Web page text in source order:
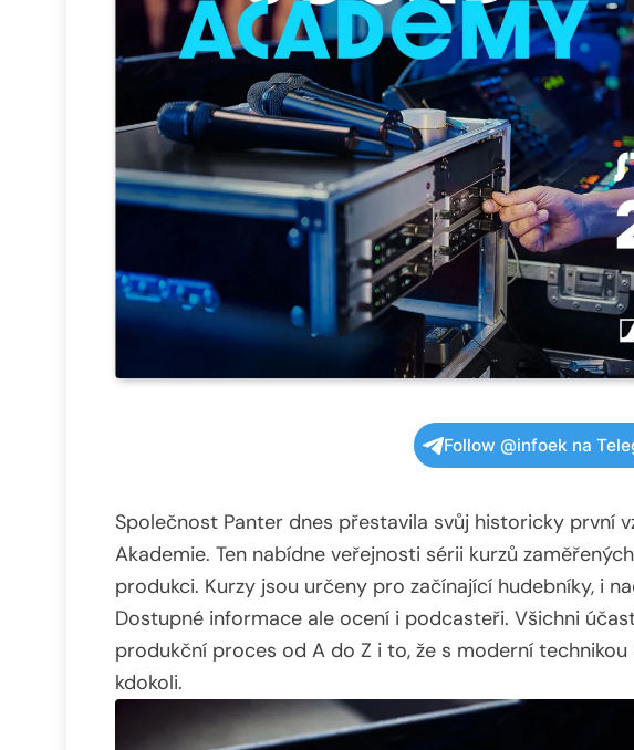
Follow @infoek na
Společnost Panter dnes přestavila svůj historicky první
Akademie. Ten nabídne veřejnosti sérii kurzů
produkci. Kurzy jsou určeny pro začínající hudebníky, i
Dostupné informace ale ocení i podcasteři. Všichni
produkční proces od A do Z i to, že s moderní
kdokoli.